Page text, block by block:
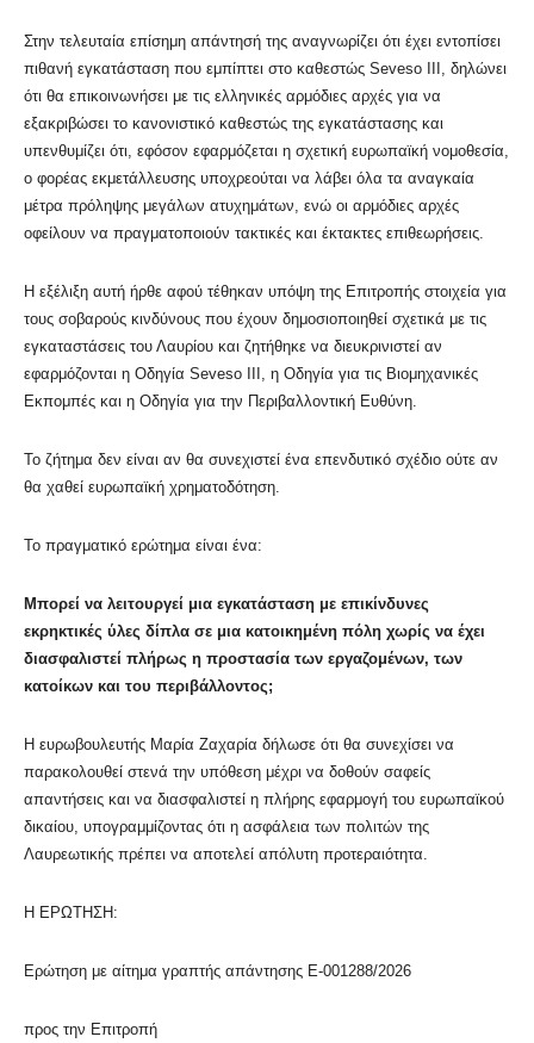
Στην τελευταία επίσημη απάντησή της αναγνωρίζει ότι έχει εντοπίσει
πιθανή εγκατάσταση που εμπίπτει στο καθεστώς Seveso III, δηλώνει
ότι θα επικοινωνήσει με τις ελληνικές αρμόδιες αρχές για να
εξακριβώσει το κανονιστικό καθεστώς της εγκατάστασης και
υπενθυμίζει ότι, εφόσον εφαρμόζεται η σχετική ευρωπαϊκή νομοθεσία,
ο φορέας εκμετάλλευσης υποχρεούται να λάβει όλα τα αναγκαία
μέτρα πρόληψης μεγάλων ατυχημάτων, ενώ οι αρμόδιες αρχές
οφείλουν να πραγματοποιούν τακτικές και έκτακτες επιθεωρήσεις.
Η εξέλιξη αυτή ήρθε αφού τέθηκαν υπόψη της Επιτροπής στοιχεία για
τους σοβαρούς κινδύνους που έχουν δημοσιοποιηθεί σχετικά με τις
εγκαταστάσεις του Λαυρίου και ζητήθηκε να διευκρινιστεί αν
εφαρμόζονται η Οδηγία Seveso III, η Οδηγία για τις Βιομηχανικές
Εκπομπές και η Οδηγία για την Περιβαλλοντική Ευθύνη.
Το ζήτημα δεν είναι αν θα συνεχιστεί ένα επενδυτικό σχέδιο ούτε αν
θα χαθεί ευρωπαϊκή χρηματοδότηση.
Το πραγματικό ερώτημα είναι ένα:
Μπορεί να λειτουργεί μια εγκατάσταση με επικίνδυνες
εκρηκτικές ύλες δίπλα σε μια κατοικημένη πόλη χωρίς να έχει
διασφαλιστεί πλήρως η προστασία των εργαζομένων, των
κατοίκων και του περιβάλλοντος;
Η ευρωβουλευτής Μαρία Ζαχαρία δήλωσε ότι θα συνεχίσει να
παρακολουθεί στενά την υπόθεση μέχρι να δοθούν σαφείς
απαντήσεις και να διασφαλιστεί η πλήρης εφαρμογή του ευρωπαϊκού
δικαίου, υπογραμμίζοντας ότι η ασφάλεια των πολιτών της
Λαυρεωτικής πρέπει να αποτελεί απόλυτη προτεραιότητα.
Η ΕΡΩΤΗΣΗ:
Ερώτηση με αίτημα γραπτής απάντησης E-001288/2026
προς την Επιτροπή